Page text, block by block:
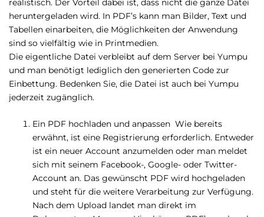
realistisch. Der Vorteil dabei ist, dass nicht die ganze Datei
heruntergeladen wird. In PDF’s kann man Bilder, Text und
Tabellen einarbeiten, die Möglichkeiten der Anwendung
sind so vielfältig wie in Printmedien.
Die eigentliche Datei verbleibt auf dem Server bei Yumpu
und man benötigt lediglich den generierten Code zur
Einbettung. Bedenken Sie, die Datei ist auch bei Yumpu
jederzeit zugänglich.
Ein PDF hochladen und anpassen Wie bereits
erwähnt, ist eine Registrierung erforderlich. Entweder
ist ein neuer Account anzumelden oder man meldet
sich mit seinem Facebook-, Google- oder Twitter-
Account an. Das gewünscht PDF wird hochgeladen
und steht für die weitere Verarbeitung zur Verfügung.
Nach dem Upload landet man direkt im